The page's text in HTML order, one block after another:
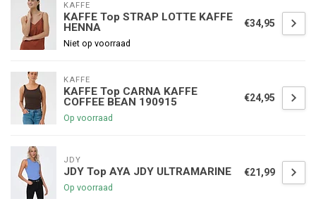
KAFFE
KAFFE Top STRAP LOTTE KAFFE
HENNA
Niet op voorraad
€34,95
KAFFE
KAFFE Top CARNA KAFFE
COFFEE BEAN 190915
Op voorraad
€24,95
JDY
JDY Top AYA JDY ULTRAMARINE
Op voorraad
€21,99